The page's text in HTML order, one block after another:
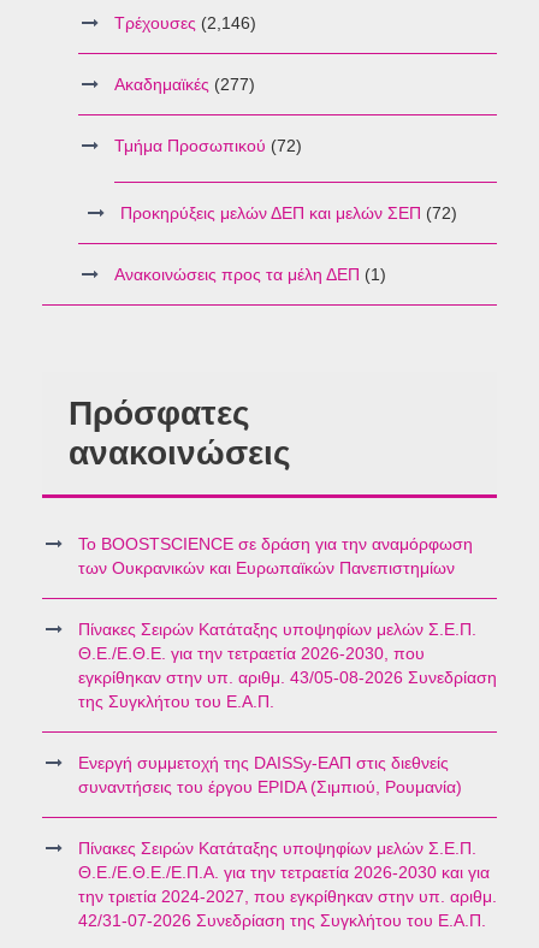
Τρέχουσες (2,146)
Ακαδημαϊκές (277)
Τμήμα Προσωπικού (72)
Προκηρύξεις μελών ΔΕΠ και μελών ΣΕΠ (72)
Ανακοινώσεις προς τα μέλη ΔΕΠ (1)
Πρόσφατες
ανακοινώσεις
Το BOOSTSCIENCE σε δράση για την αναμόρφωση
των Ουκρανικών και Ευρωπαϊκών Πανεπιστημίων
Πίνακες Σειρών Κατάταξης υποψηφίων μελών Σ.Ε.Π.
Θ.Ε./Ε.Θ.Ε. για την τετραετία 2026-2030, που
εγκρίθηκαν στην υπ. αριθμ. 43/05-08-2026 Συνεδρίαση
της Συγκλήτου του Ε.Α.Π.
Ενεργή συμμετοχή της DAISSy-ΕΑΠ στις διεθνείς
συναντήσεις του έργου EPIDA (Σιμπιού, Ρουμανία)
Πίνακες Σειρών Κατάταξης υποψηφίων μελών Σ.Ε.Π.
Θ.Ε./Ε.Θ.Ε./Ε.Π.Α. για την τετραετία 2026-2030 και για
την τριετία 2024-2027, που εγκρίθηκαν στην υπ. αριθμ.
42/31-07-2026 Συνεδρίαση της Συγκλήτου του Ε.Α.Π.